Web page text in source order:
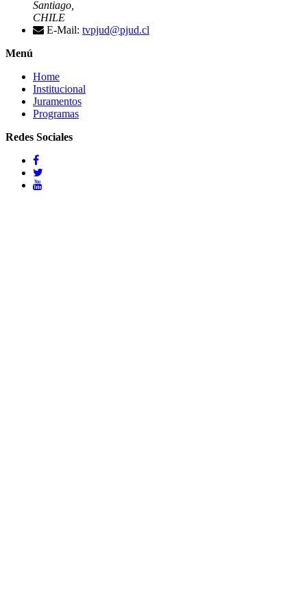
Santiago,
CHILE
E-Mail: tvpjud@pjud.cl
Menú
Home
Institucional
Juramentos
Programas
Redes Sociales